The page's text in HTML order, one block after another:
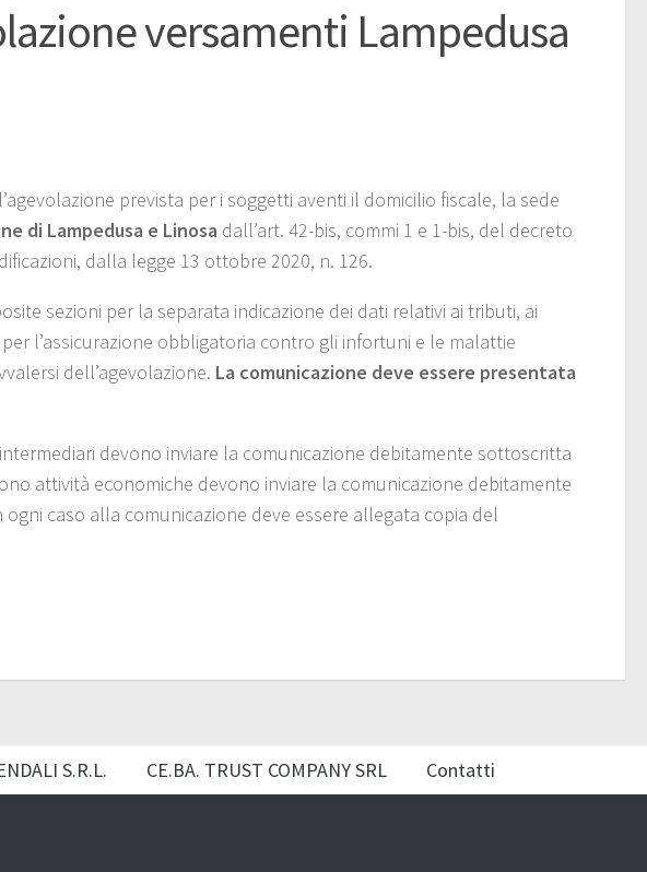
versamenti Lampedusa
prevista per i soggetti aventi il domicilio fiscale, la sede
di Lampedusa e Linosa dall’art. 42-bis, commi 1 e 1-bis, del decreto
dalla legge 13 ottobre 2020, n. 126.
sezioni per la separata indicazione dei dati relativi ai tributi, ai
l’assicurazione obbligatoria contro gli infortuni e le malattie
dell’agevolazione. La comunicazione deve essere presentata
devono inviare la comunicazione debitamente sottoscritta
attività economiche devono inviare la comunicazione debitamente
caso alla comunicazione deve essere allegata copia del
S.R.L. CE.BA. TRUST COMPANY SRL Contatti